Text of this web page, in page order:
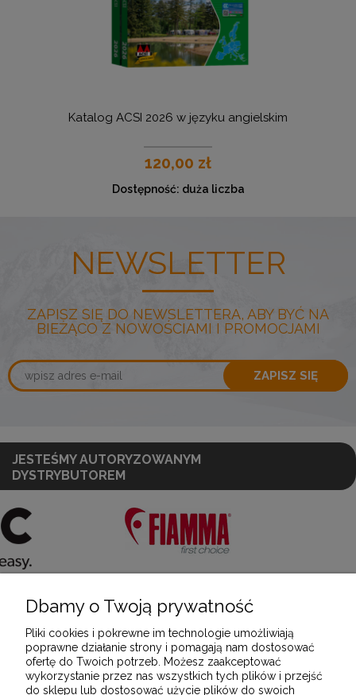
Katalog ACSI 2026 w języku angielskim
120,00 zł
Dostępność: duża liczba
NEWSLETTER
ZAPISZ SIĘ DO NEWSLETTERA, ABY BYĆ NA
BIEŻĄCO Z NOWOŚCIAMI I PROMOCJAMI
ZAPISZ SIĘ
JESTEŚMY AUTORYZOWANYM
DYSTRYBUTOREM
POMOC
MOJE KONTO
Dbamy o Twoją prywatność
Pliki cookies i pokrewne im technologie umożliwiają
poprawne działanie strony i pomagają nam dostosować
ofertę do Twoich potrzeb. Możesz zaakceptować
wykorzystanie przez nas wszystkich tych plików i przejść
do sklepu lub dostosować użycie plików do swoich